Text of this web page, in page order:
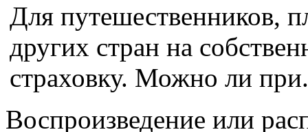
Для путешественников,
других стран на
страховку. Можно ли
Воспроизведение или